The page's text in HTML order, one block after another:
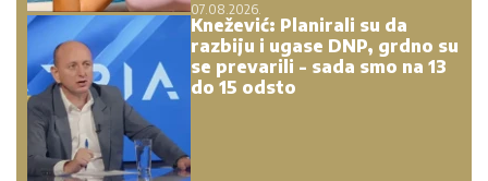
07.08.2026.
Knežević: Planirali su da
razbiju i ugase DNP, grdno su
se prevarili - sada smo na 13
do 15 odsto